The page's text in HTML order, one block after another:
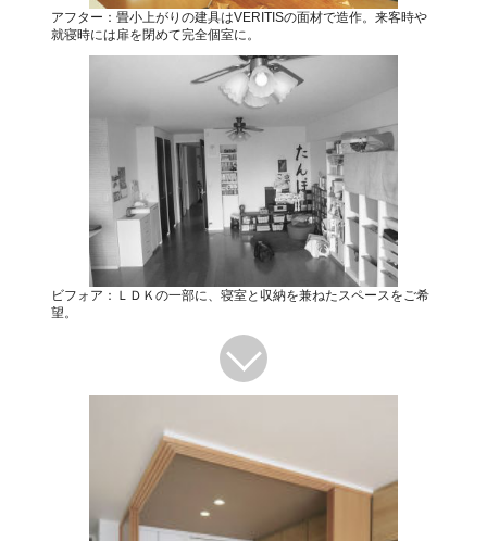
アフター：畳小上がりの建具はVERITISの面材で造作。来客時や
就寝時には扉を閉めて完全個室に。
ビフォア：ＬＤＫの一部に、寝室と収納を兼ねたスペースをご希
望。